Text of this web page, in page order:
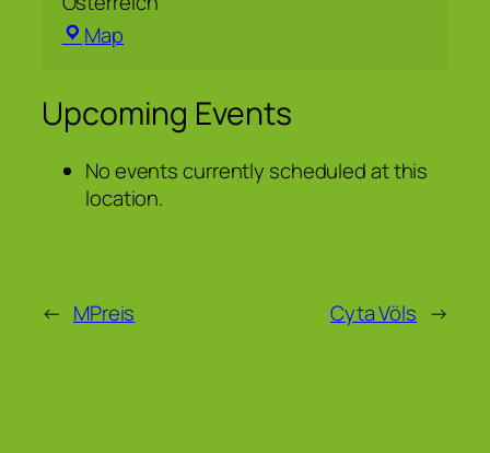
Map
Upcoming Events
No events currently scheduled at this
location.
← MPreis Cyta Völs →